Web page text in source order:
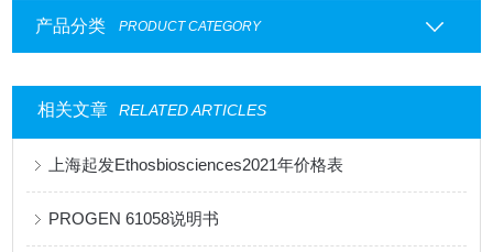
产品分类 PRODUCT CATEGORY
相关文章 RELATED ARTICLES
上海起发Ethosbiosciences2021年价格表
PROGEN 61058说明书